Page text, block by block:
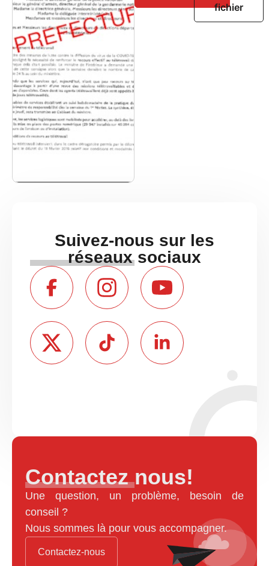
fichier
Suivez-nous sur les
réseaux sociaux
Contactez nous!
Une question, un problème, besoin de
conseil ?
Nous sommes là pour vous accompagner.
Contactez-nous